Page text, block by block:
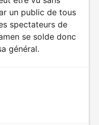
un public de tous
spectateurs de
se solde donc
général.